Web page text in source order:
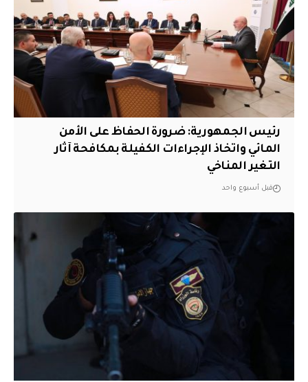
رئيس الجمهورية: ضرورة الحفاظ على الأمن
المائي واتخاذ الإجراءات الكفيلة بمكافحة آثار
التغير المناخي
قبل أسبوع واحد